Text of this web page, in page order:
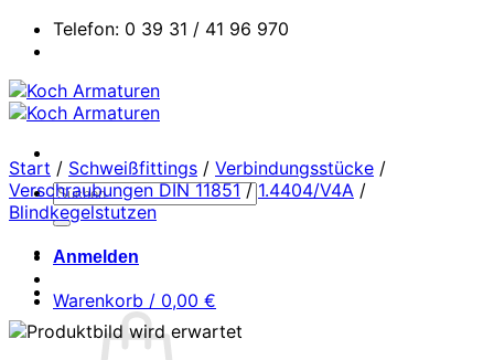
Zum
Inhalt
Telefon: 0 39 31 / 41 96 970
Suchen
nach:
Anmelden
Warenkorb / 0,00 €
Start / Schweißfittings / Verbindungsstücke /
Verschraubungen DIN 11851 / 1.4404/V4A /
Blindkegelstutzen